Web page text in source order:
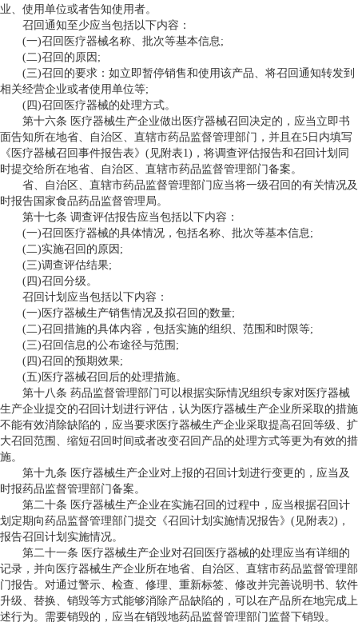
业、使用单位或者告知使用者。
召回通知至少应当包括以下内容：
(一)召回医疗器械名称、批次等基本信息;
(二)召回的原因;
(三)召回的要求：如立即暂停销售和使用该产品、将召回通知转发到
相关经营企业或者使用单位等;
(四)召回医疗器械的处理方式。
第十六条 医疗器械生产企业做出医疗器械召回决定的，应当立即书
面告知所在地省、自治区、直辖市药品监督管理部门，并且在5日内填写
《医疗器械召回事件报告表》(见附表1)，将调查评估报告和召回计划同
时提交给所在地省、自治区、直辖市药品监督管理部门备案。
省、自治区、直辖市药品监督管理部门应当将一级召回的有关情况及
时报告国家食品药品监督管理局。
第十七条 调查评估报告应当包括以下内容：
(一)召回医疗器械的具体情况，包括名称、批次等基本信息;
(二)实施召回的原因;
(三)调查评估结果;
(四)召回分级。
召回计划应当包括以下内容：
(一)医疗器械生产销售情况及拟召回的数量;
(二)召回措施的具体内容，包括实施的组织、范围和时限等;
(三)召回信息的公布途径与范围;
(四)召回的预期效果;
(五)医疗器械召回后的处理措施。
第十八条 药品监督管理部门可以根据实际情况组织专家对医疗器械
生产企业提交的召回计划进行评估，认为医疗器械生产企业所采取的措施
不能有效消除缺陷的，应当要求医疗器械生产企业采取提高召回等级、扩
大召回范围、缩短召回时间或者改变召回产品的处理方式等更为有效的措
施。
第十九条 医疗器械生产企业对上报的召回计划进行变更的，应当及
时报药品监督管理部门备案。
第二十条 医疗器械生产企业在实施召回的过程中，应当根据召回计
划定期向药品监督管理部门提交《召回计划实施情况报告》(见附表2)，
报告召回计划实施情况。
第二十一条 医疗器械生产企业对召回医疗器械的处理应当有详细的
记录，并向医疗器械生产企业所在地省、自治区、直辖市药品监督管理部
门报告。对通过警示、检查、修理、重新标签、修改并完善说明书、软件
升级、替换、销毁等方式能够消除产品缺陷的，可以在产品所在地完成上
述行为。需要销毁的，应当在销毁地药品监督管理部门监督下销毁。